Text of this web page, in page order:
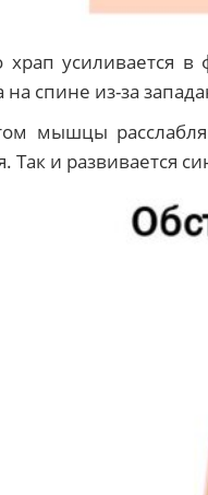
храп усиливается в
на спине из-за
мышцы
Так и развивается